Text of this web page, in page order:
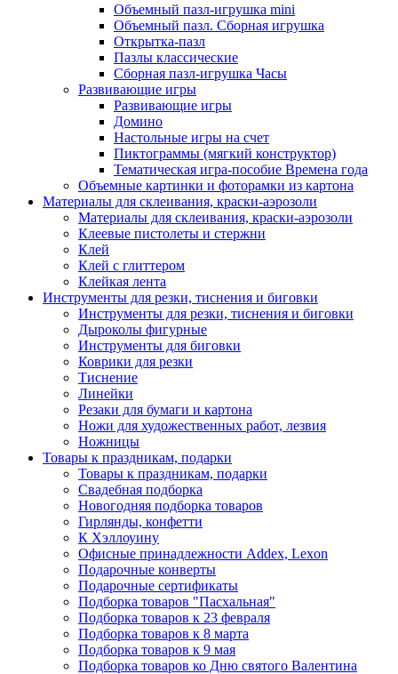
Объемный пазл-игрушка mini
Объемный пазл. Сборная игрушка
Открытка-пазл
Пазлы классические
Сборная пазл-игрушка Часы
Развивающие игры
Развивающие игры
Домино
Настольные игры на счет
Пиктограммы (мягкий конструктор)
Тематическая игра-пособие Времена года
Объемные картинки и фоторамки из картона
Материалы для склеивания, краски-аэрозоли
Материалы для склеивания, краски-аэрозоли
Клеевые пистолеты и стержни
Клей
Клей с глиттером
Клейкая лента
Инструменты для резки, тиснения и биговки
Инструменты для резки, тиснения и биговки
Дыроколы фигурные
Инструменты для биговки
Коврики для резки
Тиснение
Линейки
Резаки для бумаги и картона
Ножи для художественных работ, лезвия
Ножницы
Товары к праздникам, подарки
Товары к праздникам, подарки
Свадебная подборка
Новогодняя подборка товаров
Гирлянды, конфетти
К Хэллоуину
Офисные принадлежности Addex, Lexon
Подарочные конверты
Подарочные сертификаты
Подборка товаров "Пасхальная"
Подборка товаров к 23 февраля
Подборка товаров к 8 марта
Подборка товаров к 9 мая
Подборка товаров ко Дню святого Валентина